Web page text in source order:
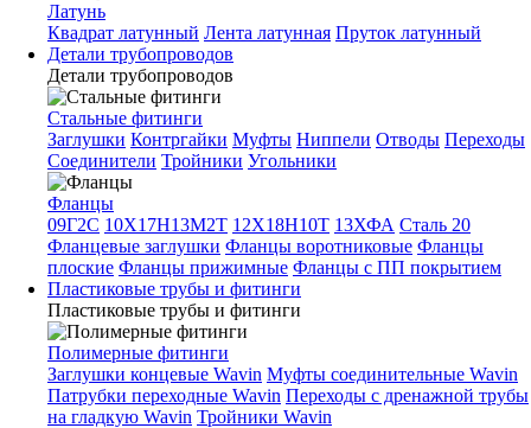
Латунь
Квадрат латунный Лента латунная Пруток латунный
Детали трубопроводов
Детали трубопроводов
Стальные фитинги
Заглушки Контргайки Муфты Ниппели Отводы Переходы
Соединители Тройники Угольники
Фланцы
09Г2С 10Х17Н13М2Т 12Х18Н10Т 13ХФА Сталь 20
Фланцевые заглушки Фланцы воротниковые Фланцы
плоские Фланцы прижимные Фланцы с ПП покрытием
Пластиковые трубы и фитинги
Пластиковые трубы и фитинги
Полимерные фитинги
Заглушки концевые Wavin Муфты соединительные Wavin
Патрубки переходные Wavin Переходы с дренажной трубы
на гладкую Wavin Тройники Wavin